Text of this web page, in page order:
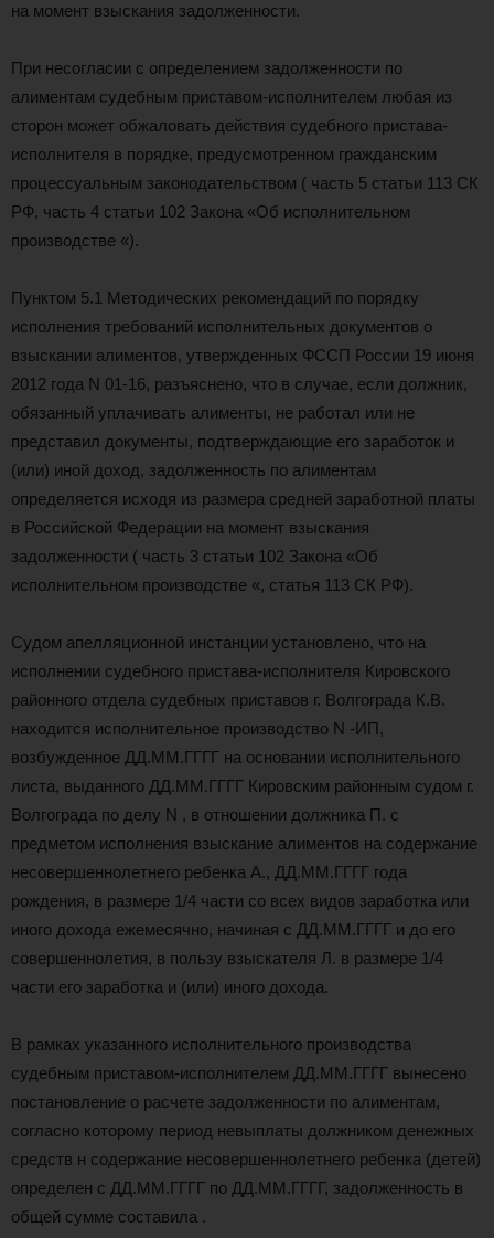
на момент взыскания задолженности.
При несогласии с определением задолженности по
алиментам судебным приставом-исполнителем любая из
сторон может обжаловать действия судебного пристава-
исполнителя в порядке, предусмотренном гражданским
процессуальным законодательством ( часть 5 статьи 113 СК
РФ, часть 4 статьи 102 Закона «Об исполнительном
производстве «).
Пунктом 5.1 Методических рекомендаций по порядку
исполнения требований исполнительных документов о
взыскании алиментов, утвержденных ФССП России 19 июня
2012 года N 01-16, разъяснено, что в случае, если должник,
обязанный уплачивать алименты, не работал или не
представил документы, подтверждающие его заработок и
(или) иной доход, задолженность по алиментам
определяется исходя из размера средней заработной платы
в Российской Федерации на момент взыскания
задолженности ( часть 3 статьи 102 Закона «Об
исполнительном производстве «, статья 113 СК РФ).
Судом апелляционной инстанции установлено, что на
исполнении судебного пристава-исполнителя Кировского
районного отдела судебных приставов г. Волгограда К.В.
находится исполнительное производство N -ИП,
возбужденное ДД.ММ.ГГГГ на основании исполнительного
листа, выданного ДД.ММ.ГГГГ Кировским районным судом г.
Волгограда по делу N , в отношении должника П. с
предметом исполнения взыскание алиментов на содержание
несовершеннолетнего ребенка А., ДД.ММ.ГГГГ года
рождения, в размере 1/4 части со всех видов заработка или
иного дохода ежемесячно, начиная с ДД.ММ.ГГГГ и до его
совершеннолетия, в пользу взыскателя Л. в размере 1/4
части его заработка и (или) иного дохода.
В рамках указанного исполнительного производства
судебным приставом-исполнителем ДД.ММ.ГГГГ вынесено
постановление о расчете задолженности по алиментам,
согласно которому период невыплаты должником денежных
средств н содержание несовершеннолетнего ребенка (детей)
определен с ДД.ММ.ГГГГ по ДД.ММ.ГГГГ, задолженность в
общей сумме составила .